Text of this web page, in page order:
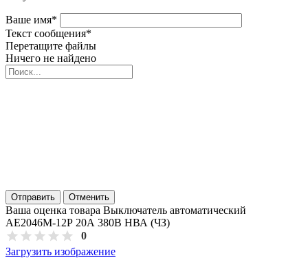
Ваше имя*
Текст сообщения*
Перетащите файлы
Ничего не найдено
Отправить Отменить
Ваша оценка товара Выключатель автоматический
АЕ2046М-12Р 20А 380В НВА (ЧЗ)
0
Загрузить изображение